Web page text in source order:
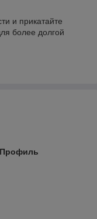
и прикатайте
более долгой